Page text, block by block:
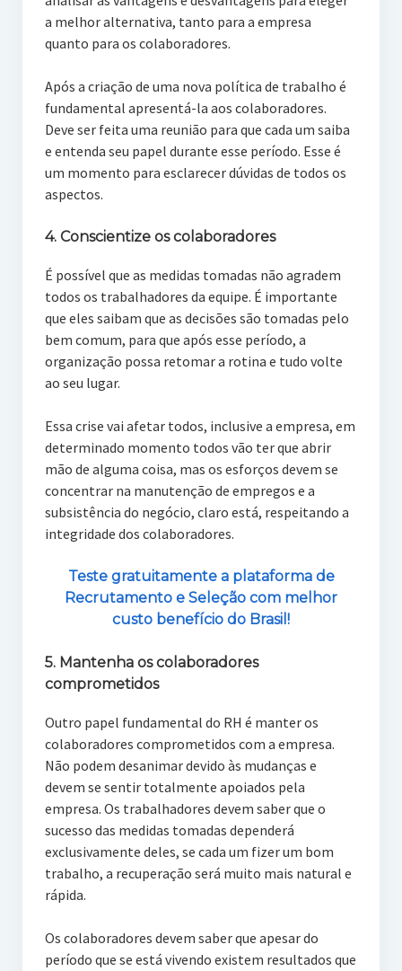
a melhor alternativa, tanto para a empresa
quanto para os colaboradores.
Após a criação de uma nova política de trabalho é
fundamental apresentá-la aos colaboradores.
Deve ser feita uma reunião para que cada um saiba
e entenda seu papel durante esse período. Esse é
um momento para esclarecer dúvidas de todos os
aspectos.
4. Conscientize os colaboradores
É possível que as medidas tomadas não agradem
todos os trabalhadores da equipe. É importante
que eles saibam que as decisões são tomadas pelo
bem comum, para que após esse período, a
organização possa retomar a rotina e tudo volte
ao seu lugar.
Essa crise vai afetar todos, inclusive a empresa, em
determinado momento todos vão ter que abrir
mão de alguma coisa, mas os esforços devem se
concentrar na manutenção de empregos e a
subsistência do negócio, claro está, respeitando a
integridade dos colaboradores.
Teste gratuitamente a plataforma de
Recrutamento e Seleção com melhor
custo benefício do Brasil!
5. Mantenha os colaboradores
comprometidos
Outro papel fundamental do RH é manter os
colaboradores comprometidos com a empresa.
Não podem desanimar devido às mudanças e
devem se sentir totalmente apoiados pela
empresa. Os trabalhadores devem saber que o
sucesso das medidas tomadas dependerá
exclusivamente deles, se cada um fizer um bom
trabalho, a recuperação será muito mais natural e
rápida.
Os colaboradores devem saber que apesar do
período que se está vivendo existem resultados que